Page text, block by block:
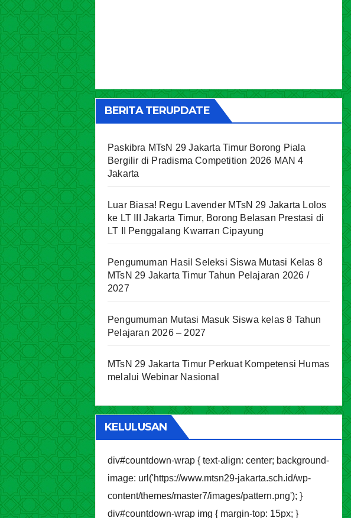
BERITA TERUPDATE
Paskibra MTsN 29 Jakarta Timur Borong Piala
Bergilir di Pradisma Competition 2026 MAN 4
Jakarta
Luar Biasa! Regu Lavender MTsN 29 Jakarta Lolos
ke LT III Jakarta Timur, Borong Belasan Prestasi di
LT II Penggalang Kwarran Cipayung
Pengumuman Hasil Seleksi Siswa Mutasi Kelas 8
MTsN 29 Jakarta Timur Tahun Pelajaran 2026 /
2027
Pengumuman Mutasi Masuk Siswa kelas 8 Tahun
Pelajaran 2026 – 2027
MTsN 29 Jakarta Timur Perkuat Kompetensi Humas
melalui Webinar Nasional
KELULUSAN
div#countdown-wrap { text-align: center; background-
image: url('https://www.mtsn29-jakarta.sch.id/wp-
content/themes/master7/images/pattern.png'); }
div#countdown-wrap img { margin-top: 15px; }